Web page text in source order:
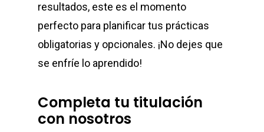
resultados, este es el momento
perfecto para planificar tus prácticas
obligatorias y opcionales. ¡No dejes que
se enfríe lo aprendido!
Completa tu titulación
con nosotros